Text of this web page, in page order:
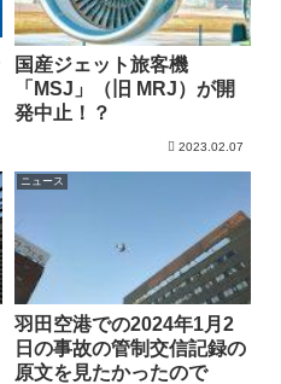
国産ジェット旅客機
「MSJ」（旧 MRJ）が開
発中止！？
2023.02.07
ニュース
羽田空港での2024年1月2
日の事故の管制交信記録の
原文を見たかったので